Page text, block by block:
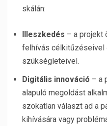
skálán:
Illeszkedés – a projekt
felhívás célkitűzéseivel
szükségleteivel.
Digitális innováció – a
alapuló megoldást
szokatlan választ ad a
kihívására vagy